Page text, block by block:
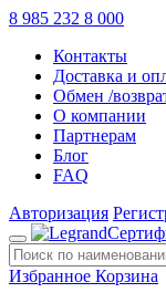
8 985 232 8 000
Контакты
Доставка и
Обмен /
О компании
Партнерам
Блог
FAQ
Авторизация
Избранное Корзина